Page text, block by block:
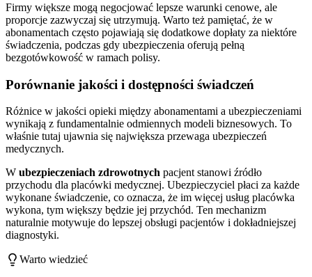
Firmy większe mogą negocjować lepsze warunki cenowe, ale
proporcje zazwyczaj się utrzymują. Warto też pamiętać, że w
abonamentach często pojawiają się dodatkowe dopłaty za niektóre
świadczenia, podczas gdy ubezpieczenia oferują pełną
bezgotówkowość w ramach polisy.
Porównanie jakości i dostępności świadczeń
Różnice w jakości opieki między abonamentami a ubezpieczeniami
wynikają z fundamentalnie odmiennych modeli biznesowych. To
właśnie tutaj ujawnia się największa przewaga ubezpieczeń
medycznych.
W ubezpieczeniach zdrowotnych pacjent stanowi źródło
przychodu dla placówki medycznej. Ubezpieczyciel płaci za każde
wykonane świadczenie, co oznacza, że im więcej usług placówka
wykona, tym większy będzie jej przychód. Ten mechanizm
naturalnie motywuje do lepszej obsługi pacjentów i dokładniejszej
diagnostyki.
Warto wiedzieć